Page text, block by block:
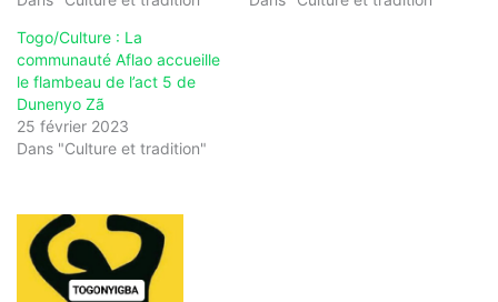
Togo/Culture : La
communauté Aflao accueille
le flambeau de l’act 5 de
Dunenyo Zã
25 février 2023
Dans "Culture et tradition"